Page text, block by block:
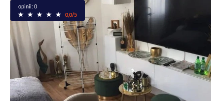
opinii: 0
0,0/5